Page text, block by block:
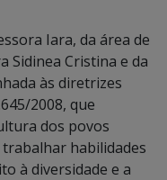
Iara, da área de
Sidinea Cristina e da
às diretrizes
2008, que
dos povos
trabalhar habilidades
à diversidade e a